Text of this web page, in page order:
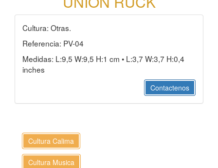
Cultura: Otras.
Referencia: PV-04
Medidas: L:9,5 W:9,5 H:1 cm • L:3,7 W:3,7 H:0,4
inches
Contactenos
Cultura Calima
Cultura Musica